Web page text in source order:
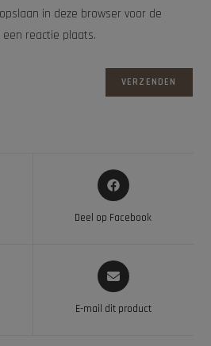
in deze browser voor de
reactie plaats.
Deel op Facebook
E-mail dit product